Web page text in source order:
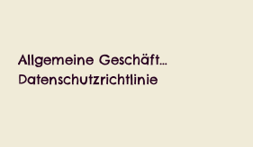
Allgemeine Geschäftsbedingungen
Datenschutzrichtlinie